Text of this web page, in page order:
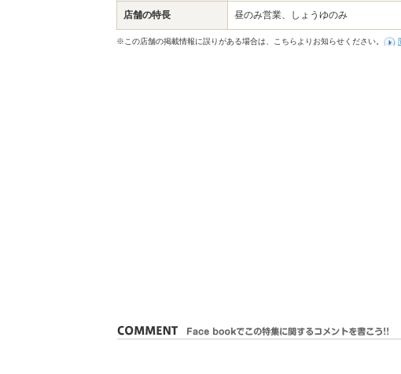
店舗の特長 昼のみ営業、しょうゆのみ
※この店舗の掲載情報に誤りがある場合は、こちらよりお知らせください。